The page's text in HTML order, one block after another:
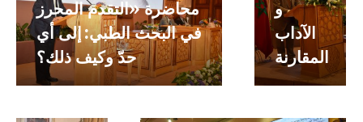
محاضرة «التقدم المحرز
في البحث الطبي: إلى أي
حدّ وكيف ذلك؟
و
الآداب
المقارنة